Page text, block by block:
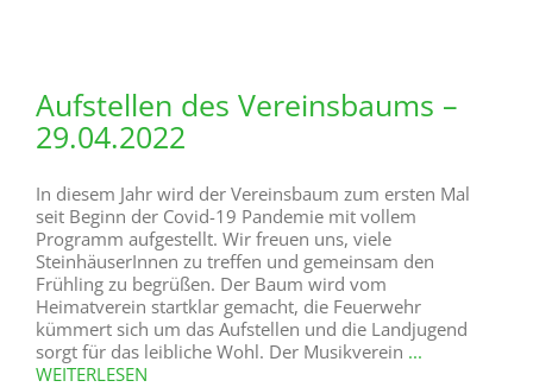
Aufstellen des Vereinsbaums –
29.04.2022
In diesem Jahr wird der Vereinsbaum zum ersten Mal
seit Beginn der Covid-19 Pandemie mit vollem
Programm aufgestellt. Wir freuen uns, viele
SteinhäuserInnen zu treffen und gemeinsam den
Frühling zu begrüßen. Der Baum wird vom
Heimatverein startklar gemacht, die Feuerwehr
kümmert sich um das Aufstellen und die Landjugend
sorgt für das leibliche Wohl. Der Musikverein ...
WEITERLESEN